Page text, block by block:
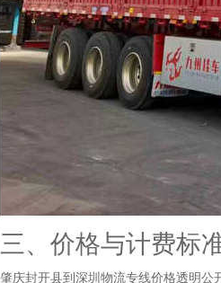
三、价格与计费标
肇庆封开县到深圳物流专线价格透明